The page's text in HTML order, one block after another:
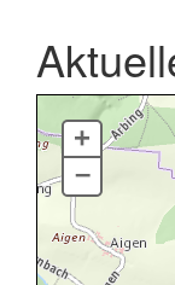
+
–